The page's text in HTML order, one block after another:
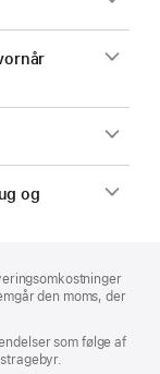
og
den moms, der
som følge af